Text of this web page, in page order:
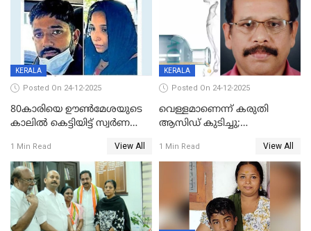
KERALA
Posted On 24-12-2025
80കാരിയെ ഊൺമേശയുടെ
കാലിൽ കെട്ടിയിട്ട് സ്വർണവും
കൊച്ചുമകനും സുഹൃത്തും
അറസ്റ്റിൽ
1 Min Read View All
KERALA
Posted On 24-12-2025
വെള്ളമാണെന്ന് കരുതി
ആസിഡ് കുടിച്ചു;
മരിച്ചു
1 Min Read View All